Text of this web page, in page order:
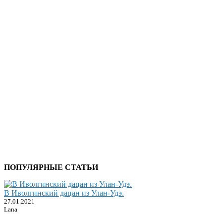
ПОПУЛЯРНЫЕ СТАТЬИ
В Иволгинский дацан из Улан-Удэ.
27.01.2021
Lana